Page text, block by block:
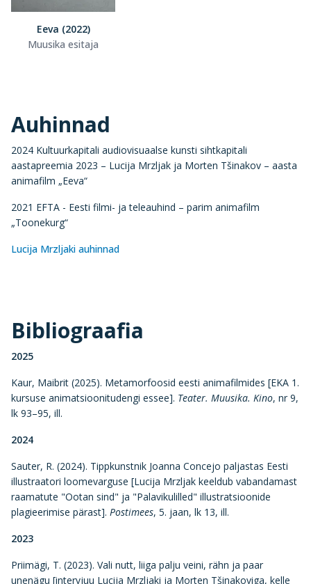
Eeva (2022)
Muusika esitaja
Auhinnad
2024 Kultuurkapitali audiovisuaalse kunsti sihtkapitali
aastapreemia 2023 – Lucija Mrzljak ja Morten Tšinakov – aasta
animafilm „Eeva“
2021 EFTA - Eesti filmi- ja teleauhind – parim animafilm
„Toonekurg“
Lucija Mrzljaki auhinnad
Bibliograafia
2025
Kaur, Maibrit (2025). Metamorfoosid eesti animafilmides [EKA 1.
kursuse animatsioonitudengi essee]. Teater. Muusika. Kino, nr 9,
lk 93–95, ill.
2024
Sauter, R. (2024). Tippkunstnik Joanna Concejo paljastas Eesti
illustraatori loomevarguse [Lucija Mrzljak keeldub vabandamast
raamatute "Ootan sind" ja "Palavikulilled" illustratsioonide
plagieerimise pärast]. Postimees, 5. jaan, lk 13, ill.
2023
Priimägi, T. (2023). Vali nutt, liiga palju veini, rähn ja paar
unenägu [intervjuu Lucija Mrzljaki ja Morten Tšinakoviga, kelle